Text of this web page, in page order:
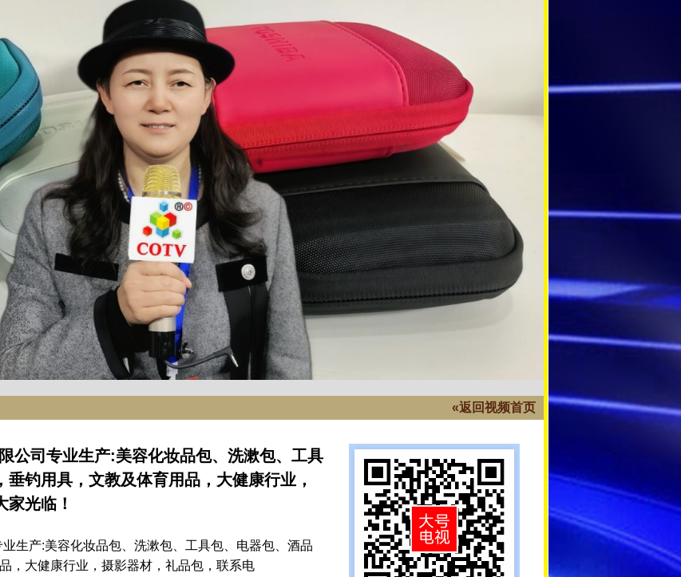
«返回视频首页
公司专业生产:美容化妆品包、洗漱包、工具
钓用具，文教及体育用品，大健康行业，
光临！
生产:美容化妆品包、洗漱包、工具包、电器包、酒品
，大健康行业，摄影器材，礼品包，联系电